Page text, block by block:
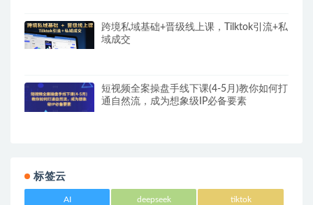
跨境私域基础+晋级线上课，Tilktok引流+私
域成交
短视频全案操盘手线下课(4-5月)教你如何打
通自然流，成为想象级IP必备要素
标签云
AI deepseek tiktok